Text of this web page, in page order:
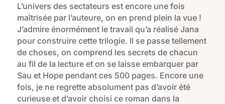
L’univers des sectateurs est encore une fois
maîtrisée par l’auteure, on en prend plein la vue !
J’admire énormément le travail qu’a réalisé Jana
pour construire cette trilogie. Il se passe tellement
de choses, on comprend les secrets de chacun
au fil de la lecture et on se laisse embarquer par
Sau et Hope pendant ces 500 pages. Encore une
fois, je ne regrette absolument pas d’avoir été
curieuse et d’avoir choisi ce roman dans la